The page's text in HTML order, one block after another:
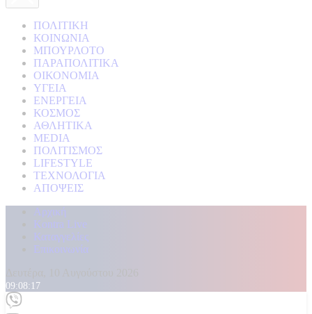
ΠΟΛΙΤΙΚΗ
ΚΟΙΝΩΝΙΑ
ΜΠΟΥΡΛΟΤΟ
ΠΑΡΑΠΟΛΙΤΙΚΑ
ΟΙΚΟΝΟΜΙΑ
ΥΓΕΙΑ
ΕΝΕΡΓΕΙΑ
ΚΟΣΜΟΣ
ΑΘΛΗΤΙΚΑ
MEDIA
ΠΟΛΙΤΙΣΜΟΣ
LIFESTYLE
ΤΕΧΝΟΛΟΓΙΑ
ΑΠΟΨΕΙΣ
Αρχική
Kontra Live
Καταγγελίες
Επικοινωνία
09:08:20